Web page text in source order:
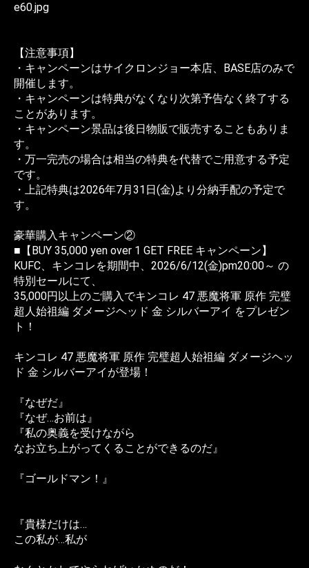
e60.jpg
【注意事項】
・キャンペーンはサイクロンジョー本店、BASE店のみで
開催します。
・キャンペーンは特典がなくなり次第予告なく終了する
ことがあります。
・キャンペーン景品は後日物販で販売することもありま
す。
・万一完売の場合は相当の特典を代替でご用意する予定
です。
・上記特典は2026年7月31日(金)より分納手配の予定で
す。
豪華購入キャンペーン②
■【BUY 35,000 yen over 1 GET FREE キャンペーン】
KUFC、キンコレを期間中、2026/6/12(金)pm20:00～ の
特別セールにて、
35,000円以上のご購入でキンコレ 47 悪魔将軍 原作 完璧
超人始祖編 ダメージヘッド 金 シルバーアイ をプレゼン
ト！
キンコレ 47 悪魔将軍 原作 完璧超人始祖編 ダメージヘッ
ド 金 シルバーアイが登場！
『なぜだ』
『なぜ…お前は』
『私の奥義を受けながら
なお立ち上がってくることができるのだ』
『ゴールドマン！』
『貴様だけは…
この私が…私が